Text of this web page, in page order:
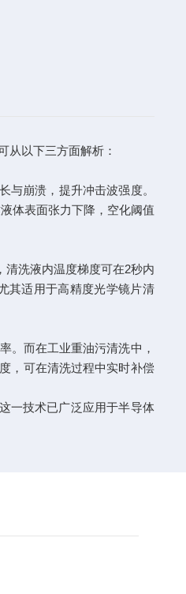
以下三方面解析：
崩溃，提升冲击波强度。
体表面张力下降，空化阈值
洗液内温度梯度可在2秒内
其适用于高精度光学镜片清
而在工业重油污清洗中，
，可在清洗过程中实时补偿
一技术已广泛应用于半导体